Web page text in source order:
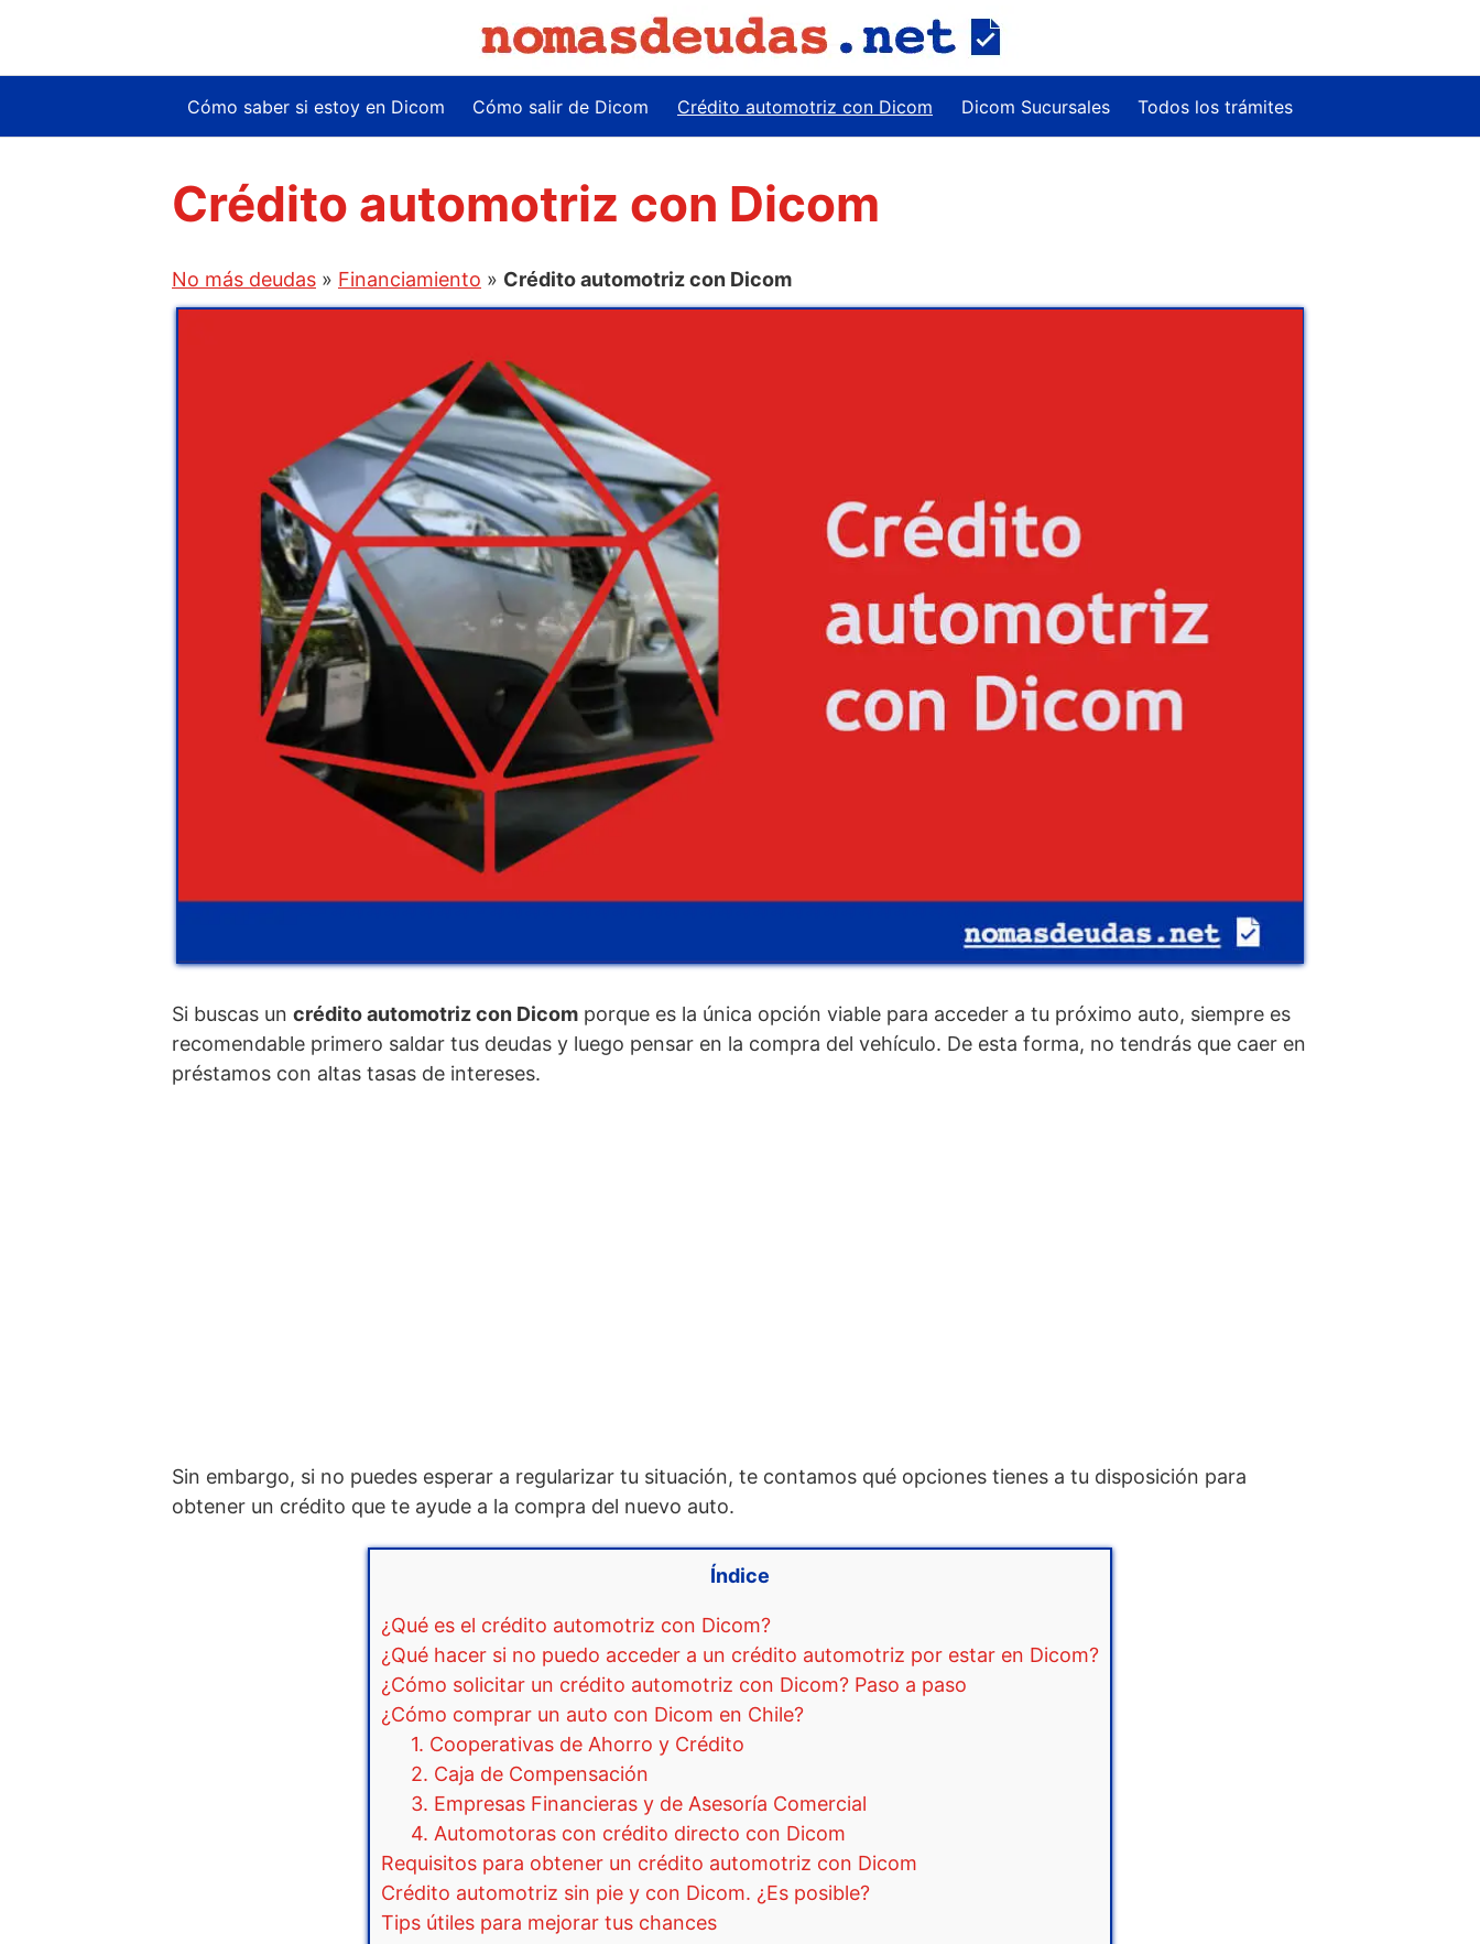
contenido
Cómo saber si estoy en Dicom Cómo salir de Dicom Crédito automotriz con Dicom Dicom Sucursales Todos los trámites
Crédito automotriz con Dicom
No más deudas » Financiamiento » Crédito automotriz con Dicom
Si buscas un crédito automotriz con Dicom porque es la única opción viable para acceder a tu próximo auto, siempre es
recomendable primero saldar tus deudas y luego pensar en la compra del vehículo. De esta forma, no tendrás que caer en
préstamos con altas tasas de intereses.
Sin embargo, si no puedes esperar a regularizar tu situación, te contamos qué opciones tienes a tu disposición para
obtener un crédito que te ayude a la compra del nuevo auto.
Índice
¿Qué es el crédito automotriz con Dicom?
¿Qué hacer si no puedo acceder a un crédito automotriz por estar en Dicom?
¿Cómo solicitar un crédito automotriz con Dicom? Paso a paso
¿Cómo comprar un auto con Dicom en Chile?
1. Cooperativas de Ahorro y Crédito
2. Caja de Compensación
3. Empresas Financieras y de Asesoría Comercial
4. Automotoras con crédito directo con Dicom
Requisitos para obtener un crédito automotriz con Dicom
Crédito automotriz sin pie y con Dicom. ¿Es posible?
Tips útiles para mejorar tus chances